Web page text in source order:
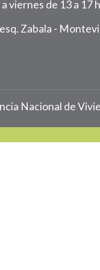
viernes de 13 a 17
Zabala -
Nacional de